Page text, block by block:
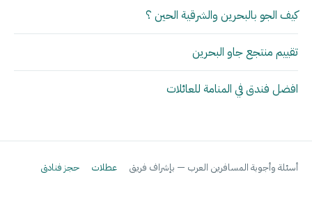
كيف الجو بالبحرين والشرقية الحين ؟
تقييم منتجع جاو البحرين
افضل فندق في المنامة للعائلات
أسئلة وأجوبة المسافرين العرب — بإشراف فريق عطلات حجز فنادق